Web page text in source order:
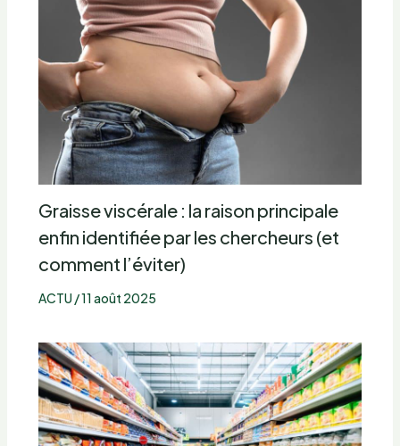
Graisse viscérale : la raison principale
enfin identifiée par les chercheurs (et
comment l’éviter)
ACTU /11 août 2025